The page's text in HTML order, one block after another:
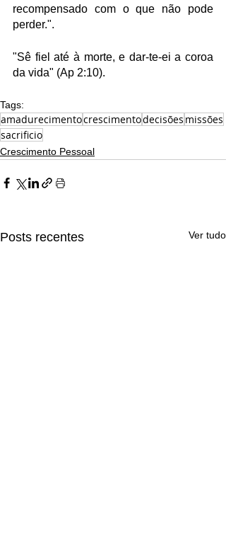
recompensado com o que não pode
perder.".
"Sê fiel até à morte, e dar-te-ei a coroa
da vida" (Ap 2:10).
Tags:
amadurecimentocrescimentodecisões missões
sacrificio
Crescimento Pessoal
Posts recentes Ver tudo